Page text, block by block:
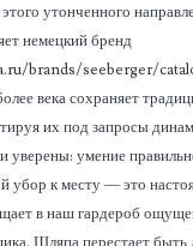
утонченного
немецкий бренд
brands/seeberger/
века сохраняет
их под запросы
уверены: умение
убор к месту — это
в наш гардероб
Шляпа перестает быть